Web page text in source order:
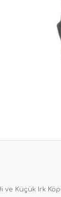
ve Küçük Irk